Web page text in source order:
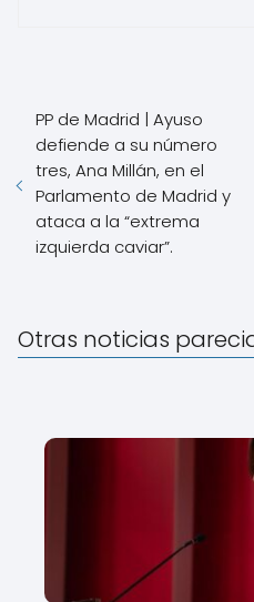
PP de Madrid | Ayuso
defiende a su número
tres, Ana Millán, en el
Parlamento de Madrid y
ataca a la “extrema
izquierda caviar”.
Otras noticias